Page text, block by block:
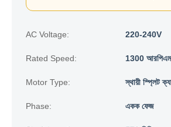
AC Voltage: 220-240V
Rated Speed: 1300
Motor Type: স্থায়ী স্প্লিট
Phase: একক ফেজ